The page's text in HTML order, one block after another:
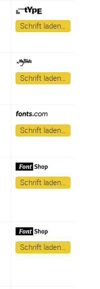
Schrift laden…
Schrift laden…
Schrift laden…
Schrift laden…
Schrift laden…